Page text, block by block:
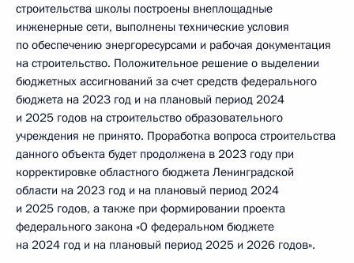
строительства школы построены внеплощадные
инженерные сети, выполнены технические условия
по обеспечению энергоресурсами и рабочая документация
на строительство. Положительное решение о выделении
бюджетных ассигнований за счет средств федерального
бюджета на 2023 год и на плановый период 2024
и 2025 годов на строительство образовательного
учреждения не принято. Проработка вопроса строительства
данного объекта будет продолжена в 2023 году при
корректировке областного бюджета Ленинградской
области на 2023 год и на плановый период 2024
и 2025 годов, а также при формировании проекта
федерального закона «О федеральном бюджете
на 2024 год и на плановый период 2025 и 2026 годов».